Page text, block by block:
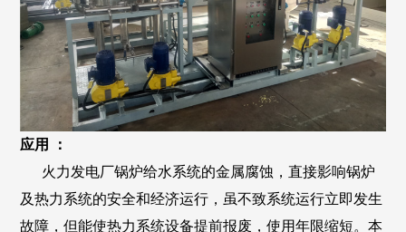
应用 ：
火力发电厂锅炉给水系统的金属腐蚀，直接影响锅炉
及热力系统的安全和经济运行，虽不致系统运行立即发生
故障，但能使热力系统设备提前报废，使用年限缩短。本